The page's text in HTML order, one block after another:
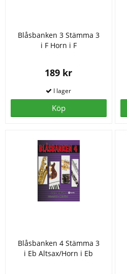
Blåsbanken 3 Stämma 3
i F Horn i F
189 kr
Köp
Blåsbanken 4 Stämma 3
i Eb Altsax/Horn i Eb